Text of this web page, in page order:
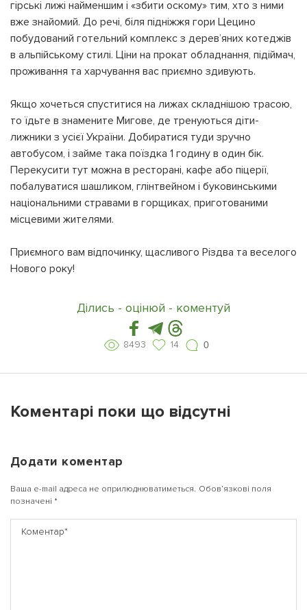
гірські лижі найменшим і «збити оскому» тим, хто з ними
вже знайомий. До речі, біля підніжжя гори Цецино
побудований готельний комплекс з дерев’яних котеджів
в альпійському стилі. Ціни на прокат обладнання, підіймач,
проживання та харчування вас приємно здивують.
Якщо хочеться спуститися на лижах складнішою трасою,
то їдьте в знамените Мигове, де тренуються діти-
лижники з усієї України. Добиратися туди зручно
автобусом, і займе така поїздка 1 годину в один бік.
Перекусити тут можна в ресторані, кафе або піцерії,
побалуватися шашликом, глінтвейном і буковинськими
національними стравами в горщиках, приготованими
місцевими жителями.
Приємного вам відпочинку, щасливого Різдва та веселого
Нового року!
Ділись - оцінюй - коментуй
8493 14 0
Коментарі поки що відсутні
Додати коментар
Ваша e-mail адреса не оприлюднюватиметься. Обов’язкові поля
позначені *